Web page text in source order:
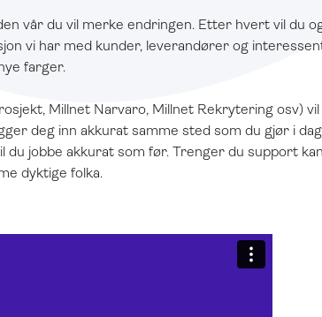
vår du vil merke endringen. Etter hvert vil du
vi har med kunder, leverandører og
farger.
Millnet Narvaro, Millnet Rekrytering osv)
deg inn akkurat samme sted som du gjør i
du jobbe akkurat som før. Trenger du support
dyktige folka.